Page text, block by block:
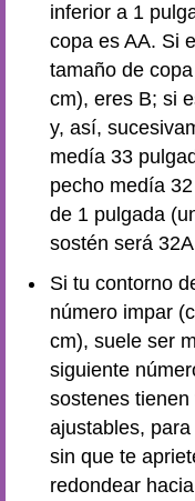
inferior a 1
copa es AA. Si
tamaño de
cm), eres B; si
y, así,
medía 33
pecho medía
de 1 pulgada
sostén será
Si tu contorno
número impar
cm), suele ser
siguiente
sostenes
ajustables,
sin que te
redondear